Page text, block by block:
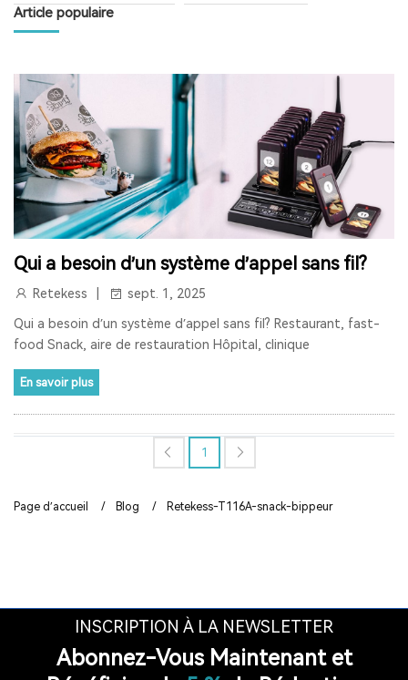
Qui a besoin d’un système d’appel sans fil?
Retekess sept. 1, 2025
Qui a besoin d’un système d’appel sans fil? Restaurant, fast-
food Snack, aire de restauration Hôpital, clinique
En savoir plus
1
SYSTÈME D'APPEL SANS FIL
LONGUE PORTÉE SYSTÈME
RESTAURANT RADIO PORTABLE
FM AM RADIO RADIO DE POCHE RADIO DE DOUCHE
ENCEINTE BLUETOOTH ÉTANCHE
HAUT-PARLEUR BLUETOOTH SANS FIL RADIO FM
RETEKESS AUDIOGUIDE TT128
AUDIOGUIDE DU MUSÉE TOUR GUIDE SYSTEM
TOUR GUIDE SYSTEM
SYSTÈME D'INTERPHONE DE COMPTEUR À DEUX VOIES
BANQUE LA FENÊTRE LE SIGNAL 2.4G EST UNIVERSEL
Article populaire
Page d’accueil / Blog / Retekess-T116A-snack-bippeur
INSCRIPTION À LA NEWSLETTER
Abonnez-Vous Maintenant et